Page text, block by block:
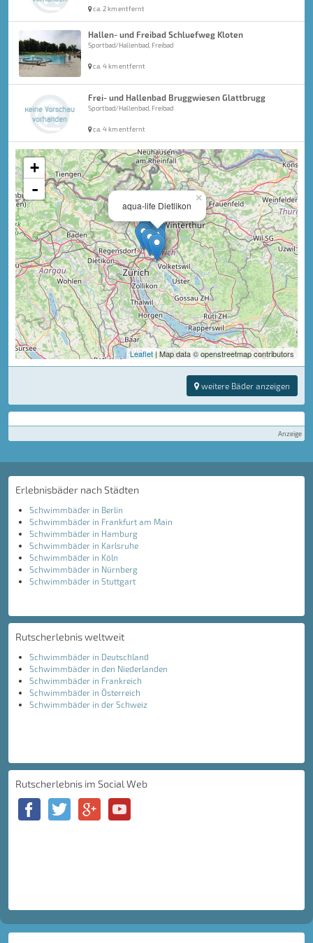
ca. 2 km entfernt
Hallen- und Freibad Schluefweg Kloten
Sportbad/Hallenbad, Freibad
ca. 4 km entfernt
Frei- und Hallenbad Bruggwiesen Glattbrugg
Sportbad/Hallenbad, Freibad
ca. 4 km entfernt
×
aqua-life Dietlikon
+
-
Leaflet | Map data © openstreetmap contributors
weitere Bäder anzeigen
Anzeige
Erlebnisbäder nach Städten
Schwimmbäder in Berlin
Schwimmbäder in Frankfurt am Main
Schwimmbäder in Hamburg
Schwimmbäder in Karlsruhe
Schwimmbäder in Köln
Schwimmbäder in Nürnberg
Schwimmbäder in Stuttgart
Rutscherlebnis weltweit
Schwimmbäder in Deutschland
Schwimmbäder in den Niederlanden
Schwimmbäder in Frankreich
Schwimmbäder in Österreich
Schwimmbäder in der Schweiz
Rutscherlebnis im Social Web